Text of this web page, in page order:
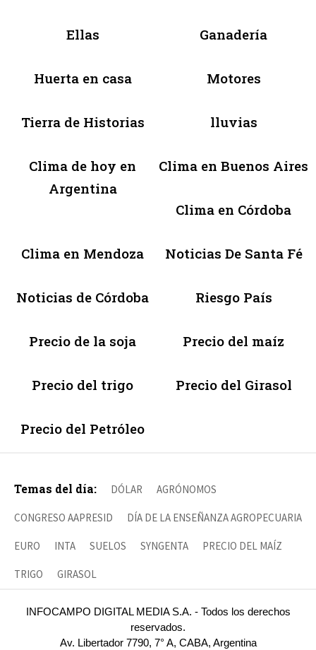
Ellas Ganadería
Huerta en casa Motores
Tierra de Historias lluvias
Clima de hoy en
Argentina
Clima en Buenos Aires
Clima en Córdoba
Clima en Mendoza Noticias De Santa Fé
Noticias de Córdoba Riesgo País
Precio de la soja Precio del maíz
Precio del trigo Precio del Girasol
Precio del Petróleo
Temas del día: DÓLAR AGRÓNOMOS
CONGRESO AAPRESID DÍA DE LA ENSEÑANZA AGROPECUARIA
EURO INTA SUELOS SYNGENTA PRECIO DEL MAÍZ
TRIGO GIRASOL
INFOCAMPO DIGITAL MEDIA S.A. - Todos los derechos
reservados.
Av. Libertador 7790, 7° A, CABA, Argentina